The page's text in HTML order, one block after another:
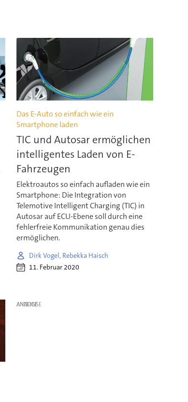
Das E-Auto so einfach wie ein
Smartphone laden
TIC und Autosar ermöglichen
intelligentes Laden von E-
Fahrzeugen
Elektroautos so einfach aufladen wie ein
Smartphone: Die Integration von
Telemotive Intelligent Charging (TIC) in
Autosar auf ECU-Ebene soll durch eine
fehlerfreie Kommunikation genau dies
ermöglichen.
Dirk Vogel, Rebekka Haisch
11. Februar 2020
ANZEIGE